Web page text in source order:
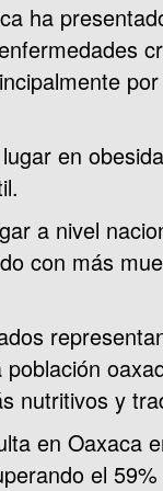
ha
en
a nivel
con más
nutritivos y
en Oaxaca
el